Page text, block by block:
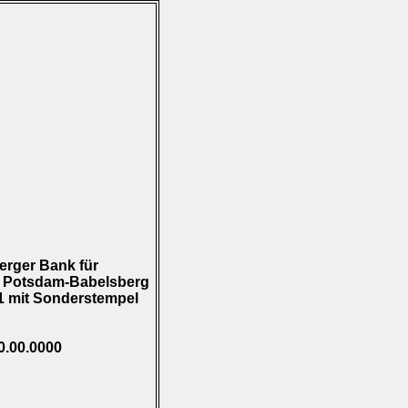
Bank für
Potsdam-Babelsberg
mit Sonderstempel